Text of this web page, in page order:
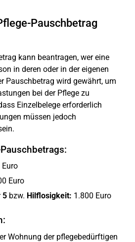
Pauschbetrag
kann beantragen, wer eine
in deren oder in der eigenen
Pauschbetrag wird gewährt, um
bei der Pflege zu
Einzelbelege erforderlich
müssen jedoch
Euro
Euro
5 bzw. Hilflosigkeit: 1.800 Euro
Wohnung der pflegebedürftigen